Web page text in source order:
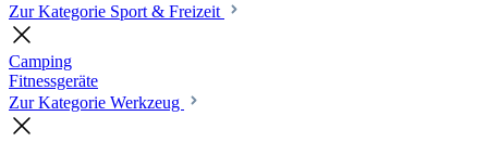
Zur Kategorie Sport & Freizeit
Camping
Fitnessgeräte
Zur Kategorie Werkzeug